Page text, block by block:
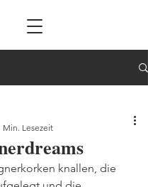
Min. Lesezeit
knallen, die